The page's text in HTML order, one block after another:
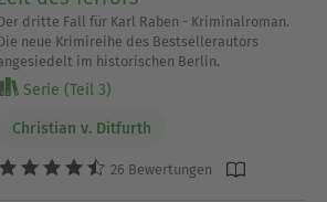
dritte Fall für Karl Raben - Kriminalroman.
neue Krimireihe des Bestsellerautors
im historischen Berlin.
Serie (Teil 3)
Christian v. Ditfurth
26 Bewertungen